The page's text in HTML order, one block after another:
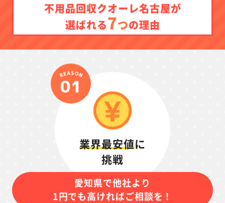
不用品回収クオーレ名古屋が
選ばれる7つの理由
業界最安値に
挑戦
愛知県で他社より
1円でも高ければご相談を！